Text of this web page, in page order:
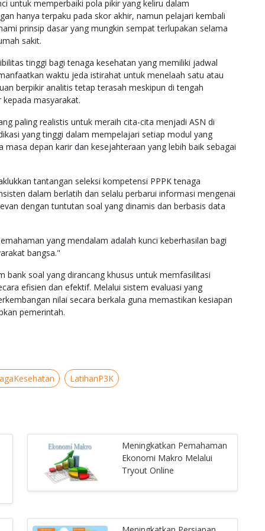
untuk memperbaiki pola pikir yang keliru dalam
hanya terpaku pada skor akhir, namun pelajari kembali
prinsip dasar yang mungkin sempat terlupakan selama
sakit.
tinggi bagi tenaga kesehatan yang memiliki jadwal
waktu jeda istirahat untuk menelaah satu atau
berpikir analitis tetap terasah meskipun di tengah
masyarakat.
paling realistis untuk meraih cita-cita menjadi ASN di
yang tinggi dalam mempelajari setiap modul yang
depan karir dan kesejahteraan yang lebih baik sebagai
tantangan seleksi kompetensi PPPK tenaga
dalam berlatih dan selalu perbarui informasi mengenai
dengan tuntutan soal yang dinamis dan berbasis data
yang mendalam adalah kunci keberhasilan bagi
bangsa."
bank soal yang dirancang khusus untuk memfasilitasi
efisien dan efektif. Melalui sistem evaluasi yang
nilai secara berkala guna memastikan kesiapan
pemerintah.
LatihanP3K
Meningkatkan Pemahaman
Ekonomi Makro Melalui
Tryout Online